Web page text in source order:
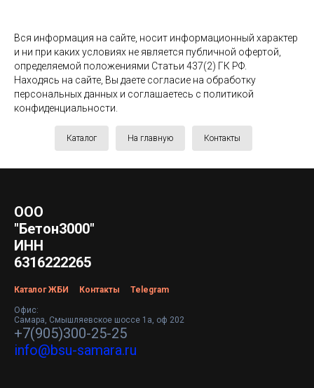
Вся информация на сайте, носит информационный характер
и ни при каких условиях не является публичной офертой,
определяемой положениями Статьи 437(2) ГК РФ.
Находясь на сайте, Вы даете согласие на обработку
персональных данных и соглашаетесь c политикой
конфиденциальности.
Каталог На главную Контакты
ООО
"Бетон3000"
ИНН
6316222265
Каталог ЖБИ Контакты Telegram
Офис:
Самара, Смышляевское шоссе 1а, оф 202
+7(905)300-25-25
info@bsu-samara.ru